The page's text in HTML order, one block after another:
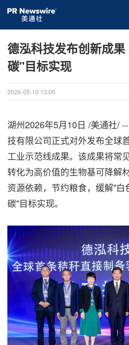
德泓科技发布创新成
碳"目标实现
2026-05-10 13:05
湖州2026年5月10日 /美通社/
技有限公司正式对外发布全球
工业示范线成果。该成果将常
转化为高价值的生物基可降解
资源依赖，节约粮食，缓解"
碳"目标实现。